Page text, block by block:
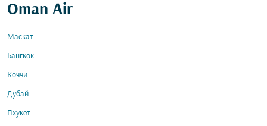
Oman Air
Маскат
Бангкок
Коччи
Дубай
Пхукет